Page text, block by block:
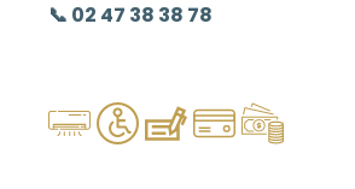
📞 02 47 38 38 78